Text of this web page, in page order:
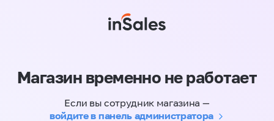
Магазин временно не работает
Если вы сотрудник магазина —
войдите в панель администратора